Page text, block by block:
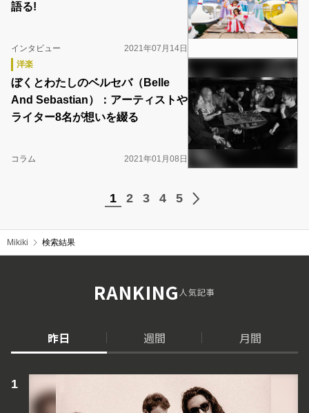
語る!
インタビュー
2021年07月14日
洋楽
ぼくとわたしのベルセバ（Belle
And Sebastian）：アーティストや
ライター8名が想いを綴る
コラム 2021年01月08日
1 2 3 4 5
Mikiki 検索結果
RANKING人気記事
昨日 週間 月間